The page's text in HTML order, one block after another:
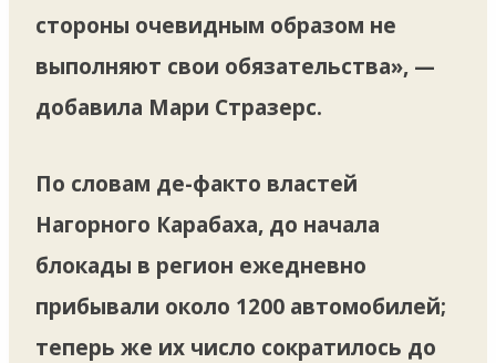
стороны очевидным образом не
выполняют свои обязательства», —
добавила Мари Стразерс.
По словам де-факто властей
Нагорного Карабаха, до начала
блокады в регион ежедневно
прибывали около 1200 автомобилей;
теперь же их число сократилось до